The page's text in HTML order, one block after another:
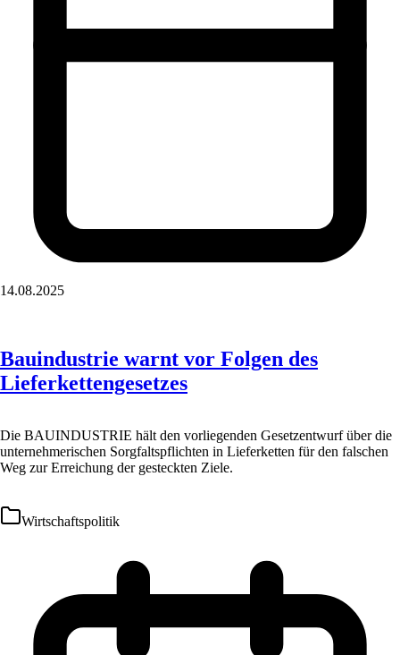
14.08.2025
Bauindustrie warnt vor Folgen des
Lieferkettengesetzes
Die BAUINDUSTRIE hält den vorliegenden Gesetzentwurf über die
unternehmerischen Sorgfaltspflichten in Lieferketten für den falschen
Weg zur Erreichung der gesteckten Ziele.
Wirtschaftspolitik